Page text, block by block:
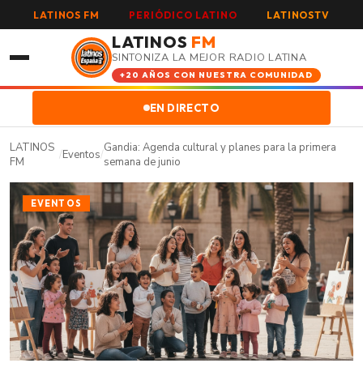
LATINOS FM PERIÓDICO LATINO LATINOSTV
LATINOS FM
SINTONIZA LA MEJOR RADIO LATINA
+20 AÑOS CON NUESTRA COMUNIDAD
EN DIRECTO
LATINOS
FM
/Eventos/Gandia: Agenda cultural y planes para la primera
semana de junio
EVENTOS